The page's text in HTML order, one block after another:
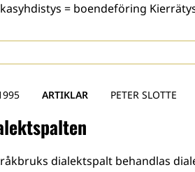
= boendeföring
ARTIKLAR PETER SLOTTE
dialektspalt behandlas